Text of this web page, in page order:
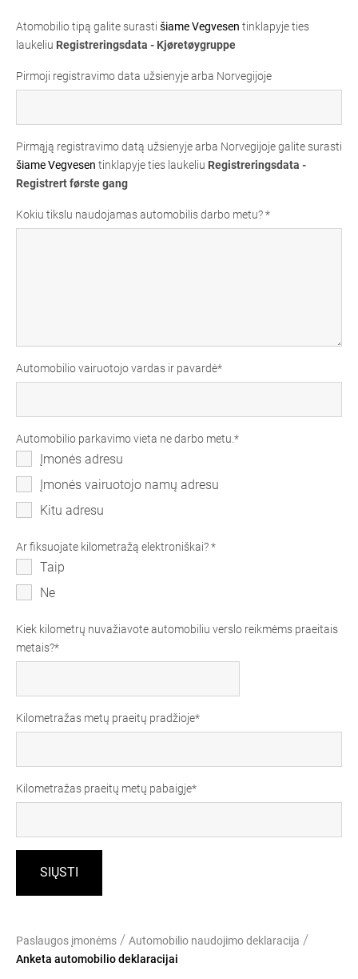
Atomobilio tipą galite surasti šiame Vegvesen tinklapyje ties
laukeliu Registreringsdata - Kjøretøygruppe
Pirmoji registravimo data užsienyje arba Norvegijoje
Pirmąją registravimo datą užsienyje arba Norvegijoje galite surasti
šiame Vegvesen tinklapyje ties laukeliu Registreringsdata -
Registrert første gang
Kokiu tikslu naudojamas automobilis darbo metu?
Automobilio vairuotojo vardas ir pavardė
Automobilio parkavimo vieta ne darbo metu.
Įmonės adresu
Įmonės vairuotojo namų adresu
Kitu adresu
Ar fiksuojate kilometražą elektroniškai?
Taip
Ne
Kiek kilometrų nuvažiavote automobiliu verslo reikmėms praeitais
metais?
Kilometražas metų praeitų pradžioje
Kilometražas praeitų metų pabaigje
Paslaugos įmonėms / Automobilio naudojimo deklaracija /
Anketa automobilio deklaracijai